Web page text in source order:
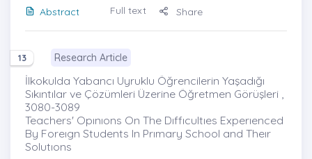
Abstract
Full text Share
13 Research Article
İlkokulda Yabancı Uyruklu Öğrencilerin Yaşadığı
Sıkıntılar ve Çözümleri Üzerine Öğretmen Görüşleri ,
3080-3089
Teachers' Opınıons On The Dıffıcultıes Experıenced
By Foreıgn Students In Prımary School and Theır
Solutıons